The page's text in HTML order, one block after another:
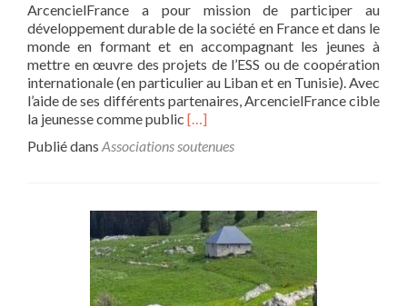
ArcencielFrance a pour mission de participer au
développement durable de la société en France et dans le
monde en formant et en accompagnant les jeunes à
mettre en œuvre des projets de l’ESS ou de coopération
internationale (en particulier au Liban et en Tunisie). Avec
l’aide de ses différents partenaires, ArcencielFrance cible
la jeunesse comme public En
plus
:
Green
Link
soutient
ArcencielFrance
[…]
Publié dans Associations soutenues